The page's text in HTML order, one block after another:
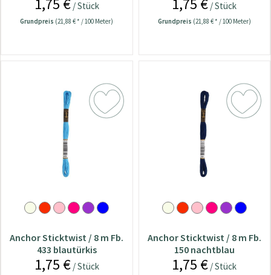
1,75 €/ Stück
Grundpreis (21,88 € * / 100 Meter)
1,75 € / Stück
Grundpreis (21,88 € * / 100 Meter)
Anchor Sticktwist / 8 m Fb.
433 blautürkis
1,75 €/ Stück
Anchor Sticktwist / 8 m Fb.
150 nachtblau
1,75 € / Stück